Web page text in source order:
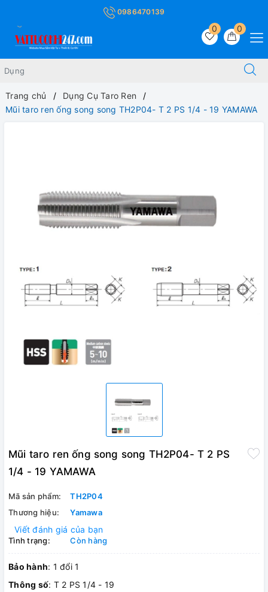
0986470139
0
0
Trang chủ
Dụng Cụ Taro Ren
Mũi taro ren ống song song TH2P04- T 2 PS 1/4 - 19 YAMAWA
Mũi taro ren ống song song TH2P04- T 2 PS
1/4 - 19 YAMAWA
Mã sản phẩm:
TH2P04
Thương hiệu:
Yamawa
Viết đánh giá của bạn
Tình trạng: Còn hàng
Bảo hành: 1 đổi 1
Thông số: T 2 PS 1/4 - 19